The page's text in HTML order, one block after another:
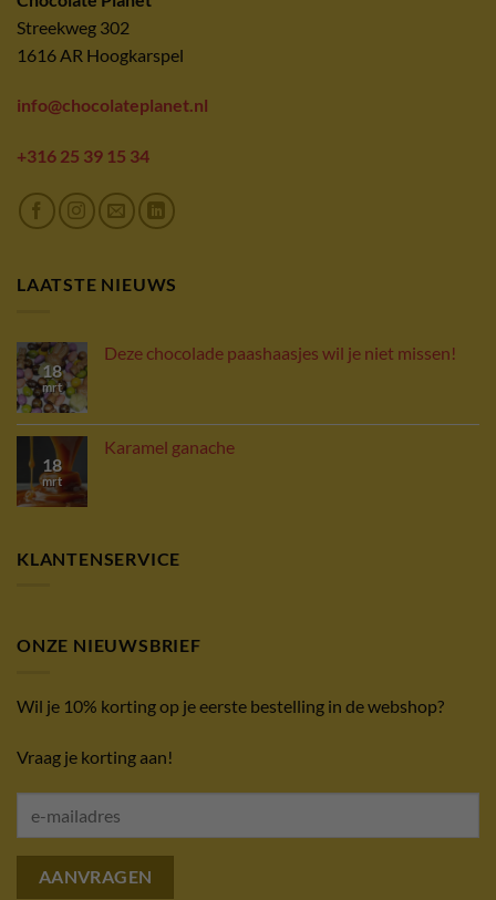
Streekweg 302
1616 AR Hoogkarspel
info@chocolateplanet.nl
+316 25 39 15 34
LAATSTE NIEUWS
18
mrt
Deze chocolade paashaasjes wil je niet missen!
18
mrt
Karamel ganache
KLANTENSERVICE
ONZE NIEUWSBRIEF
Wil je 10% korting op je eerste bestelling in de webshop?
Vraag je korting aan!